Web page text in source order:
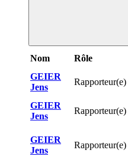
Nom Rôle
GEIER
Jens
Rapporteur(e)
GEIER
Jens
Rapporteur(e)
GEIER
Jens
Rapporteur(e)